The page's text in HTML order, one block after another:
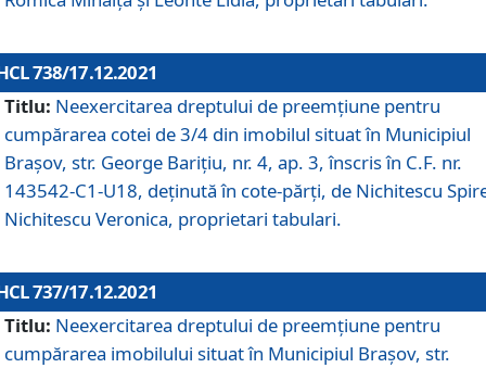
738/17.12.2021
Titlu: Neexercitarea dreptului de preemţiune pentru
cumpărarea cotei de 3/4 din imobilul situat în Municipiul
Braşov, str. George Barițiu, nr. 4, ap. 3, înscris în C.F. nr.
143542-C1-U18, deținută în cote-părți, de Nichitescu
Nichitescu Veronica, proprietari tabulari.
737/17.12.2021
Titlu: Neexercitarea dreptului de preemţiune pentru
cumpărarea imobilului situat în Municipiul Braşov, str.